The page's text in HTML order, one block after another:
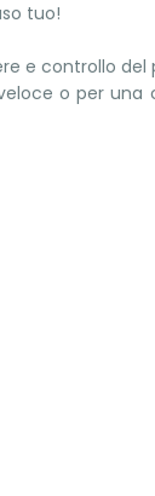
tuo!
e controllo del
o per una